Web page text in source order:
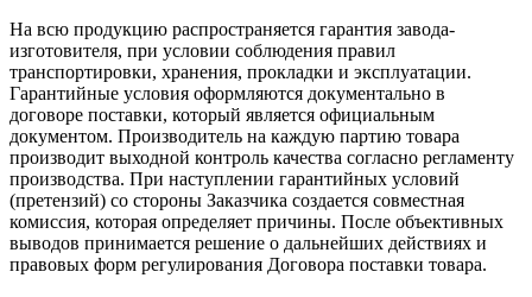
На всю продукцию распространяется гарантия завода-
изготовителя, при условии соблюдения правил
транспортировки, хранения, прокладки и эксплуатации.
Гарантийные условия оформляются документально в
договоре поставки, который является официальным
документом. Производитель на каждую партию товара
производит выходной контроль качества согласно регламенту
производства. При наступлении гарантийных условий
(претензий) со стороны Заказчика создается совместная
комиссия, которая определяет причины. После объективных
выводов принимается решение о дальнейших действиях и
правовых форм регулирования Договора поставки товара.